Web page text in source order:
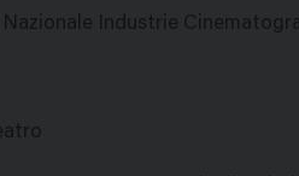
Nazionale Industrie